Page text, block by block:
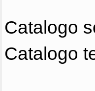
Catalogo
Catalogo